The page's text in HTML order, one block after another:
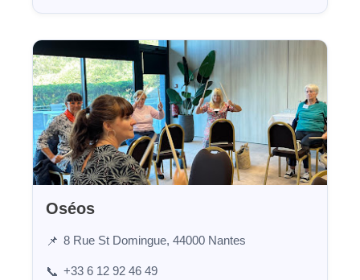
Oséos
📌 8 Rue St Domingue, 44000 Nantes
📞 +33 6 12 92 46 49